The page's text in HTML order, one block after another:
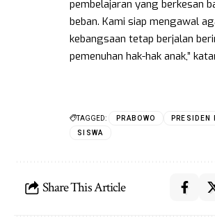
pembelajaran yang berkesan
beban. Kami siap mengawal
kebangsaan tetap berjalan
pemenuhan hak-hak anak,”
TAGGED: PRABOWO
PRESIDEN
SISWA
Share This Article